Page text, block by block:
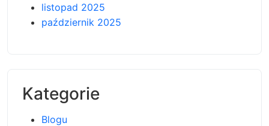
listopad 2025
październik 2025
Kategorie
Blogu